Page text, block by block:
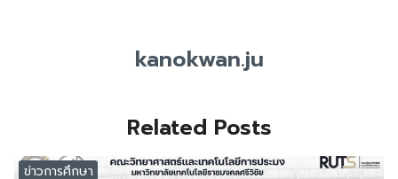
kanokwan.ju
Related Posts
ข่าวการศึกษา